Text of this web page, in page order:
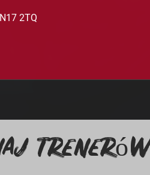
2TQ
trenerów